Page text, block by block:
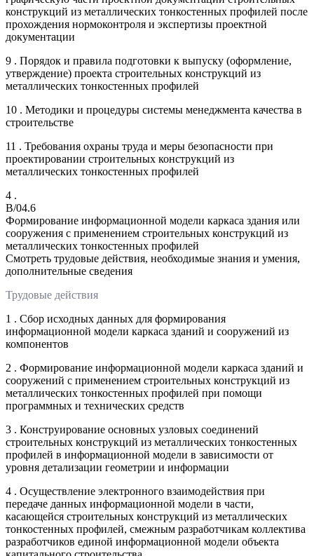
конструкций из металлических тонкостенных профилей после
прохождения нормоконтроля и экспертизы проектной
документации
9 . Порядок и правила подготовки к выпуску (оформление,
утверждение) проекта строительных конструкций из
металлических тонкостенных профилей
10 . Методики и процедуры системы менеджмента качества в
строительстве
11 . Требования охраны труда и меры безопасности при
проектировании строительных конструкций из
металлических тонкостенных профилей
4 .
B/04.6
Формирование информационной модели каркаса здания или
сооружения с применением строительных конструкций из
металлических тонкостенных профилей
Смотреть трудовые действия, необходимые знания и умения,
дополнительные сведения
Трудовые действия
1 . Сбор исходных данных для формирования
информационной модели каркаса зданий и сооружений из
компонентов
2 . Формирование информационной модели каркаса зданий и
сооружений с применением строительных конструкций из
металлических тонкостенных профилей при помощи
программных и технических средств
3 . Конструирование основных узловых соединений
строительных конструкций из металлических тонкостенных
профилей в информационной модели в зависимости от
уровня детализации геометрии и информации
4 . Осуществление электронного взаимодействия при
передаче данных информационной модели в части,
касающейся строительных конструкций из металлических
тонкостенных профилей, смежным разработчикам коллектива
разработчиков единой информационной модели объекта